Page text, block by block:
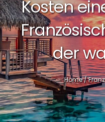
Kosten
der
Home/